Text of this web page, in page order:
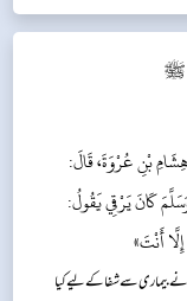
ﷺ
بْنِ عُرْوَةَ، قَالَ:
كَانَ يَرْقِي يَقُولُ:
أَنْتَ»
سے شفا کے لیے کیا